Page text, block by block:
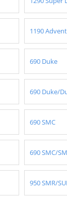
1190
690 Duke
690 Duke/
690 SMC
690 SMC/
950 SMR/